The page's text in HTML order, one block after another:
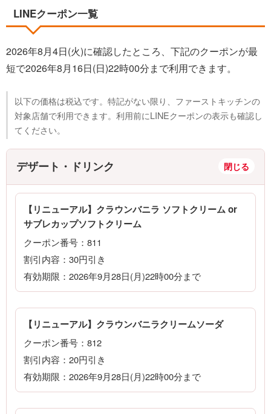
LINEクーポン一覧
2026年8月4日(火)に確認したところ、下記のクーポンが最
短で2026年8月16日(日)22時00分まで利用できます。
以下の価格は税込です。特記がない限り、ファーストキッチンの
対象店舗で利用できます。利用前にLINEクーポンの表示も確認し
てください。
デザート・ドリンク
【リニューアル】クラウンバニラ ソフトクリーム or
サブレカップソフトクリーム
クーポン番号：811
割引内容：30円引き
有効期限：2026年9月28日(月)22時00分まで
【リニューアル】クラウンバニラクリームソーダ
クーポン番号：812
割引内容：20円引き
有効期限：2026年9月28日(月)22時00分まで